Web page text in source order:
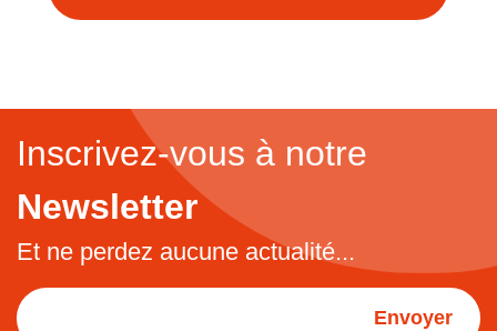
Inscrivez-vous à notre
Newsletter
Et ne perdez aucune actualité...
Envoyer